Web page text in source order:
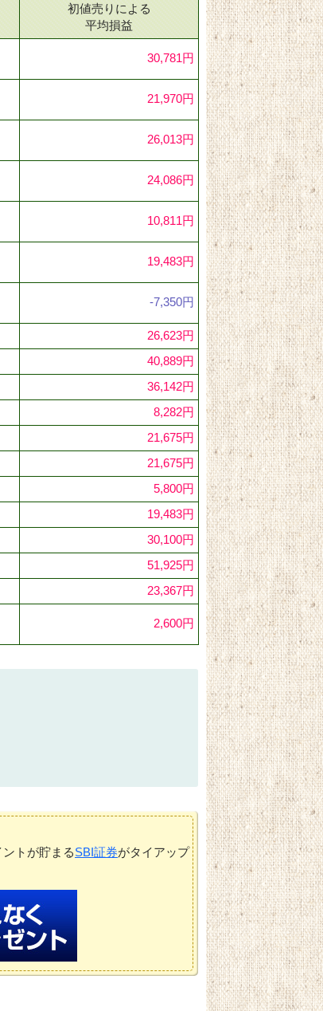
初値売りによる
平均損益
30,781円
21,970円
26,013円
24,086円
10,811円
19,483円
-7,350円
26,623円
40,889円
36,142円
8,282円
21,675円
21,675円
5,800円
19,483円
30,100円
51,925円
23,367円
2,600円
ントが貯まるSBI証券がタイアップ